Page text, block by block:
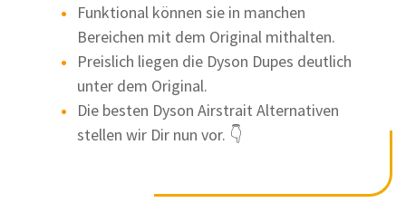
Funktional können sie in manchen
Bereichen mit dem Original mithalten.
Preislich liegen die Dyson Dupes deutlich
unter dem Original.
Die besten Dyson Airstrait Alternativen
stellen wir Dir nun vor. 👇